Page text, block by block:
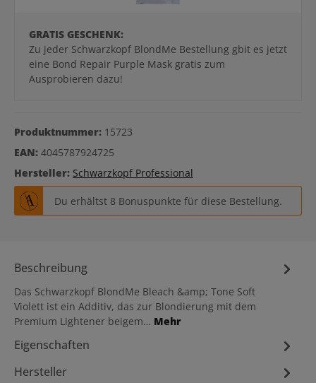
GRATIS GESCHENK:
Zu jeder Schwarzkopf BlondMe Bestellung gbit es jetzt
eine Bond Repair Purple Mask gratis zum
Ausprobieren dazu!
Produktnummer: 15723
EAN: 4045787924725
Hersteller: Schwarzkopf Professional
Du erhältst 8 Bonuspunkte für diese Bestellung.
Beschreibung
Das Schwarzkopf BlondMe Bleach &amp; Tone Soft
Violett ist ein Additiv, das zur Blondierung mit dem
Premium Lightener beigem… Mehr
Eigenschaften
Hersteller